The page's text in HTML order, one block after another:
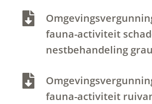

fauna-activiteit
nestbehandeling

fauna-activiteit